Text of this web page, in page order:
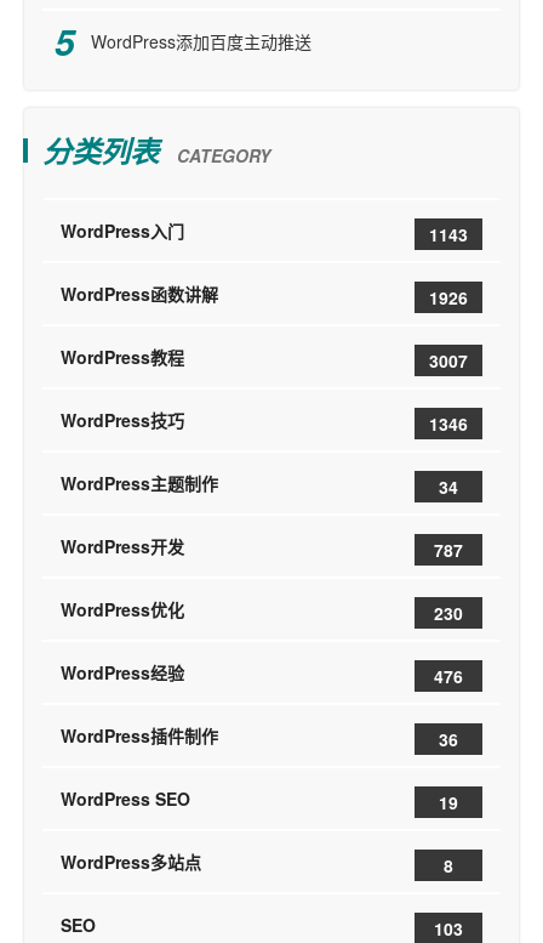
WordPress添加百度主动推送
分类列表 CATEGORY
WordPress入门 1143
WordPress函数讲解 1926
WordPress教程 3007
WordPress技巧 1346
WordPress主题制作 34
WordPress开发 787
WordPress优化 230
WordPress经验 476
WordPress插件制作 36
WordPress SEO 19
WordPress多站点 8
SEO 103